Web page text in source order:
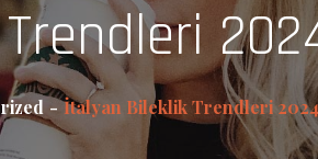
İtalyan Bileklik Trendleri 2024